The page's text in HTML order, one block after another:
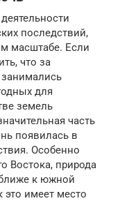
последствий,
масштабе. Если
что за
для
земель
часть
появилась в
Особенно
Востока, природа
к южной
это имеет место